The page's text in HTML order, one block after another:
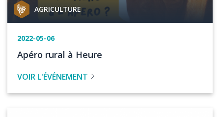
Catégorie
de
AGRICULTURE
Date
de
l'événement
2022-05-06
Titre
l'évenement
Apéro rural à Heure
VOIR L'ÉVÉNEMENT